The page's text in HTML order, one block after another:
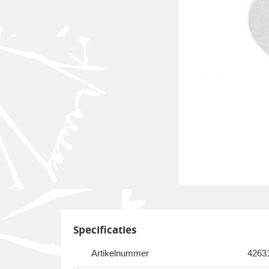
Specificaties
Artikelnummer